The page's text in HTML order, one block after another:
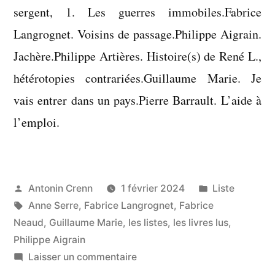
sergent, 1. Les guerres immobiles.Fabrice
Langrognet. Voisins de passage.Philippe Aigrain.
Jachère.Philippe Artières. Histoire(s) de René L.,
hétérotopies contrariées.Guillaume Marie. Je
vais entrer dans un pays.Pierre Barrault. L’aide à
l’emploi.
Publié
par
Antonin Crenn 1 février 2024
Publié
dans
Liste
Étiquettes :
Anne Serre, Fabrice Langrognet, Fabrice
Neaud, Guillaume Marie, les listes, les livres lus,
Philippe Aigrain
Laisser un commentairesur